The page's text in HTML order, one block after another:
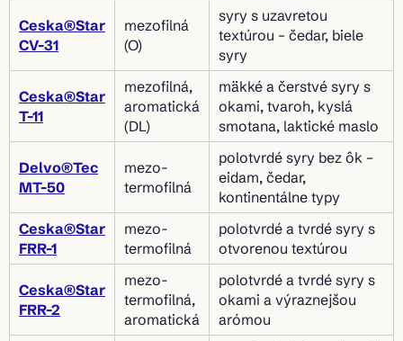
Ceska®Star
CV-31
mezofilná
(O)
syry s uzavretou
textúrou – čedar, biele
syry
Ceska®Star
T-11
mezofilná,
aromatická
(DL)
mäkké a čerstvé syry s
okami, tvaroh, kyslá
smotana, laktické maslo
Delvo®Tec
MT-50
mezo-
termofilná
polotvrdé syry bez ôk –
eidam, čedar,
kontinentálne typy
Ceska®Star
FRR-1
mezo-
termofilná
polotvrdé a tvrdé syry s
otvorenou textúrou
Ceska®Star
FRR-2
mezo-
termofilná,
aromatická
polotvrdé a tvrdé syry s
okami a výraznejšou
arómou